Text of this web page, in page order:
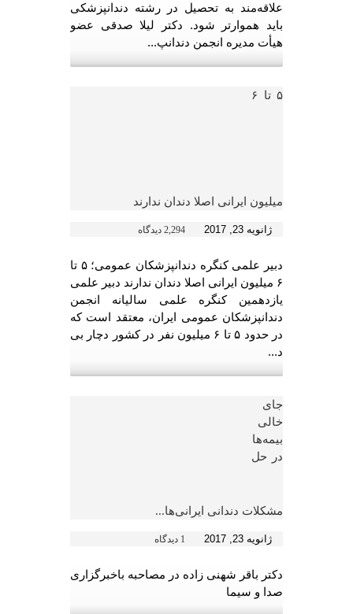
علاقه‌مند به تحصیل در رشته دندانپزشکی
باید هموارتر شود. دکتر لیلا صدقی عضو
هیأت مدیره انجمن دندانپ...
۵ تا ۶
میلیون ایرانی اصلا دندان ندارند
ژانویه 23, 2017 2,294 دیدگاه
دبیر علمی کنگره دندانپزشکان عمومی؛ ۵ تا
۶ میلیون ایرانی اصلا دندان ندارند دبیر علمی
یازدهمین کنگره علمی سالیانه انجمن
دندانپزشکان عمومی ایران، معتقد است که
در حدود ۵ تا ۶ میلیون نفر در کشور دچار بی
د...
جای
خالی
بیمه‌ها
در حل
مشکلات دندانی ایرانی‌ها...
ژانویه 23, 2017 1 دیدگاه
دکتر باقر شهنی زاده در مصاحبه باخبرگزاری
صدا و سیما